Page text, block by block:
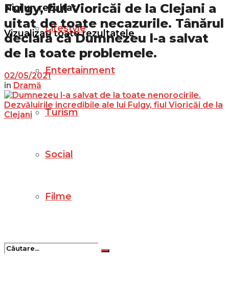
Nici un rezultat
Vizualizați toate rezultatele
Lifestyle
Entertainment
Turism
Social
Filme
Fulgy, fiul Vioricăi de la Clejani a
uitat de toate necazurile. Tânărul
declară că Dumnezeu l-a salvat
de la toate problemele.
02/05/2021
in Dramă